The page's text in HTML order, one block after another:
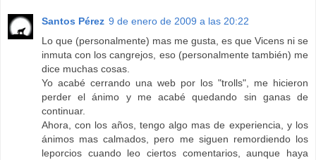
Santos Pérez 9 de enero de 2009 a las 20:22
Lo que (personalmente) mas me gusta, es que Vicens ni se
inmuta con los cangrejos, eso (personalmente también) me
dice muchas cosas.
Yo acabé cerrando una web por los "trolls", me hicieron
perder el ánimo y me acabé quedando sin ganas de
continuar.
Ahora, con los años, tengo algo mas de experiencia, y los
ánimos mas calmados, pero me siguen remordiendo los
leporcios cuando leo ciertos comentarios, aunque haya